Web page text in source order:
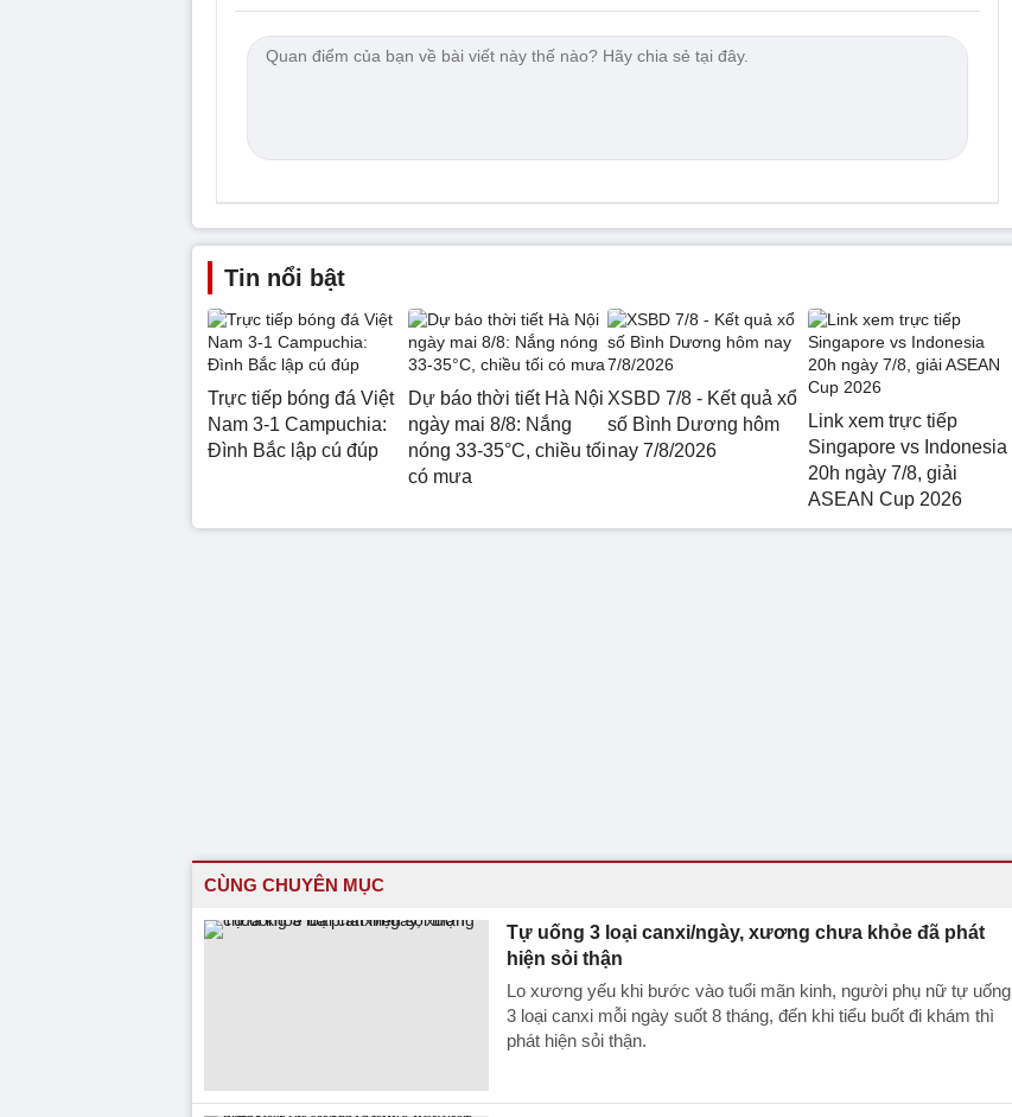
Tin nổi bật
Trực tiếp bóng đá Việt
Nam 3-1 Campuchia:
Đình Bắc lập cú đúp
Dự báo thời tiết Hà Nội
ngày mai 8/8: Nắng
nóng 33-35°C, chiều tối
có mưa
XSBD 7/8 - Kết quả xổ
số Bình Dương hôm
nay 7/8/2026
Link xem trực tiếp
Singapore vs Indonesia
20h ngày 7/8, giải
ASEAN Cup 2026
CÙNG CHUYÊN MỤC
Tự uống 3 loại canxi/ngày, xương chưa khỏe đã phát
hiện sỏi thận
Lo xương yếu khi bước vào tuổi mãn kinh, người phụ nữ tự uống
3 loại canxi mỗi ngày suốt 8 tháng, đến khi tiểu buốt đi khám thì
phát hiện sỏi thận.